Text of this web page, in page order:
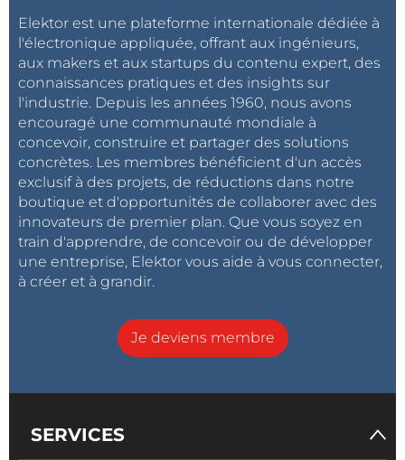
Elektor est une plateforme internationale dédiée à
l'électronique appliquée, offrant aux ingénieurs,
aux makers et aux startups du contenu expert, des
connaissances pratiques et des insights sur
l'industrie. Depuis les années 1960, nous avons
encouragé une communauté mondiale à
concevoir, construire et partager des solutions
concrètes. Les membres bénéficient d'un accès
exclusif à des projets, de réductions dans notre
boutique et d'opportunités de collaborer avec des
innovateurs de premier plan. Que vous soyez en
train d'apprendre, de concevoir ou de développer
une entreprise, Elektor vous aide à vous connecter,
à créer et à grandir.
Je deviens membre
SERVICES